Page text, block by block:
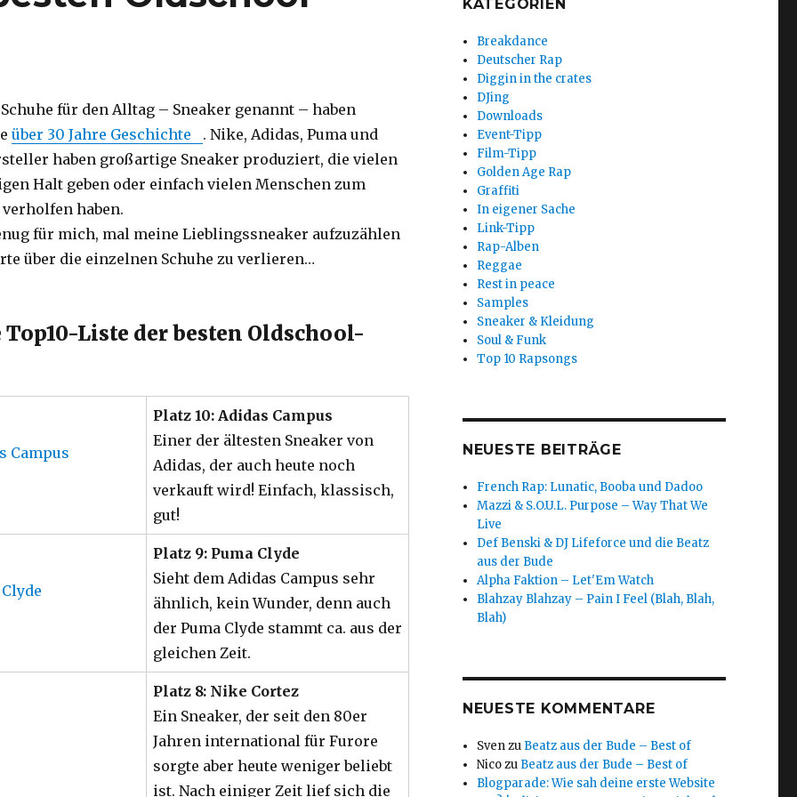
für den Alltag – Sneaker genannt – haben
über 30 Jahre Geschichte
. Nike, Adidas, Puma und
haben großartige Sneaker produziert, die vielen
Halt geben oder einfach vielen Menschen zum
haben.
für mich, mal meine Lieblingssneaker aufzuzählen
über die einzelnen Schuhe zu verlieren…
Liste der besten Oldschool-
Platz 10: Adidas Campus
Einer der ältesten Sneaker von
Adidas, der auch heute noch
verkauft wird! Einfach, klassisch,
gut!
Platz 9: Puma Clyde
Sieht dem Adidas Campus sehr
ähnlich, kein Wunder, denn auch
der Puma Clyde stammt ca. aus der
gleichen Zeit.
Platz 8: Nike Cortez
Ein Sneaker, der seit den 80er
Jahren international für Furore
sorgte aber heute weniger beliebt
ist. Nach einiger Zeit lief sich die
KATEGORIEN
Breakdance
Deutscher Rap
Diggin in the crates
DJing
Downloads
Event-Tipp
Film-Tipp
Golden Age Rap
Graffiti
In eigener Sache
Link-Tipp
Rap-Alben
Reggae
Rest in peace
Samples
Sneaker & Kleidung
Soul & Funk
Top 10 Rapsongs
NEUESTE BEITRÄGE
French Rap: Lunatic, Booba und Dadoo
Mazzi & S.O.U.L. Purpose – Way That We
Live
Def Benski & DJ Lifeforce und die Beatz
aus der Bude
Alpha Faktion – Let'Em Watch
Blahzay Blahzay – Pain I Feel (Blah, Blah,
Blah)
NEUESTE KOMMENTARE
Svenzu Beatz aus der Bude – Best of
Nicozu Beatz aus der Bude – Best of
Blogparade: Wie sah deine erste Website